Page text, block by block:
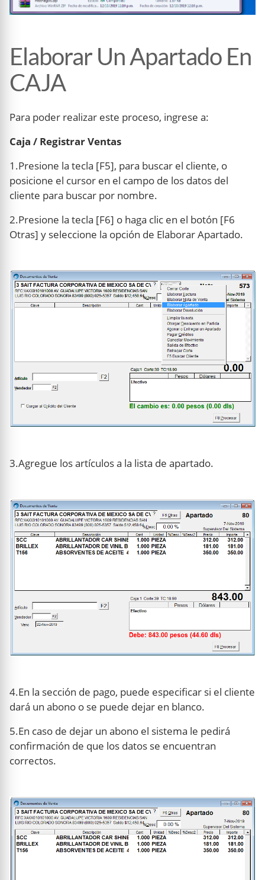
Elaborar Un Apartado En
CAJA
Para poder realizar este proceso, ingrese a:
Caja / Registrar Ventas
1.Presione la tecla [F5], para buscar el cliente, o
posicione el cursor en el campo de los datos del
cliente para buscar por nombre.
2.Presione la tecla [F6] o haga clic en el botón [F6
Otras] y seleccione la opción de Elaborar Apartado.
3.Agregue los artículos a la lista de apartado.
4.En la sección de pago, puede especificar si el cliente
dará un abono o se puede dejar en blanco.
5.En caso de dejar un abono el sistema le pedirá
confirmación de que los datos se encuentran
correctos.